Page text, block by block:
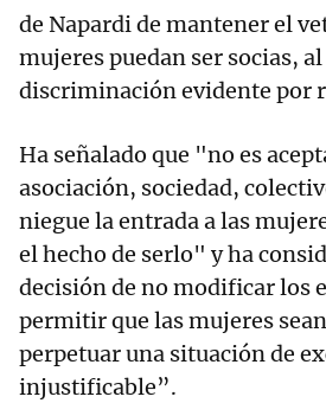
de Napardi de mantener el
mujeres puedan ser socias,
discriminación evidente por
Ha señalado que "no es
asociación, sociedad,
niegue la entrada a las
el hecho de serlo" y ha
decisión de no modificar los
permitir que las mujeres
perpetuar una situación de
injustificable”.